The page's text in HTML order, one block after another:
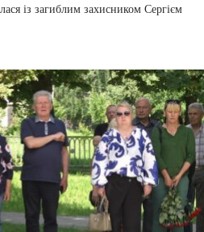
із загиблим захисником Сергієм